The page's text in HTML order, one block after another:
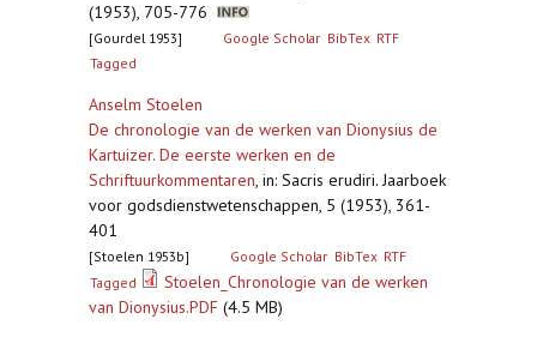
(1953), 705-776
[Gourdel 1953] Google Scholar BibTex RTF
Tagged
Anselm Stoelen
De chronologie van de werken van Dionysius de
Kartuizer. De eerste werken en de
Schriftuurkommentaren, in: Sacris erudiri. Jaarboek
voor godsdienstwetenschappen, 5 (1953), 361-
401
[Stoelen 1953b] Google Scholar BibTex RTF
Tagged
Stoelen_Chronologie van de werken
van Dionysius.PDF (4.5 MB)